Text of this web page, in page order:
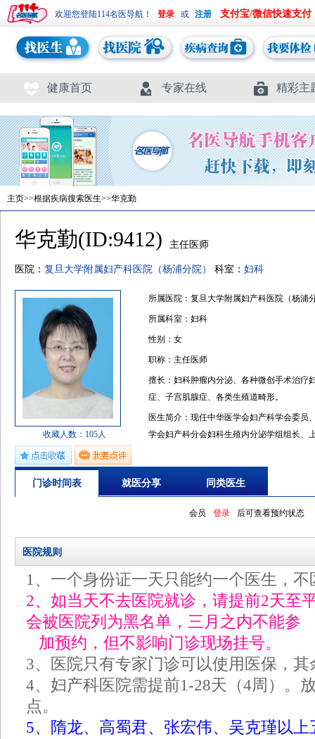
欢迎您登陆114名医导航！ 或 支付宝/微信快速支付
健康首页 专家在线 精彩主
主页>>根据疾病搜索医生>>华克勤
华克勤(ID:9412) 主任医师
医院： 复旦大学附属妇产科医院（杨浦分院） 科室： 妇科
收藏人数：105人
所属医院：复旦大学附属妇产科医院（杨浦
所属科室：妇科
性别：女
职称：主任医师
擅长：妇科肿瘤内分泌、各种微创手术治疗
症、子宫肌腺症、各类生殖道畸形。
医生简介：现任中华医学会妇产科学会委员
学会妇产科分会妇科生殖内分泌学组组长、
金委员会同行评议专家、«中华妇产科学杂
展»等杂志编委。近5年获得2项国家授权专
心课题项目、上海市自然基金项目、上海
国家妇科临床重点项目。已培养博士、硕士
海市卫生系统 “高尚医德”提名奖、上海市“
号。
门诊时间表 就医分享 同类医生
会员 登录 后可查看预约状态
医院规则
1、一个身份证一天只能约一个医生，
2、如当天不去医院就诊，请提前2天至
会被医院列为黑名单，三月之内不能参
加预约，但不影响门诊现场挂号。
3、医院只有专家门诊可以使用医保，
4、妇产科医院需提前1-28天（4周）。
点。
5、隋龙、高蜀君、张宏伟、吴克瑾以